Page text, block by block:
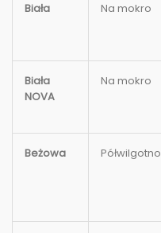
Biała Na mokro
Biała
NOVA
Na mokro
Beżowa Półwilgotno